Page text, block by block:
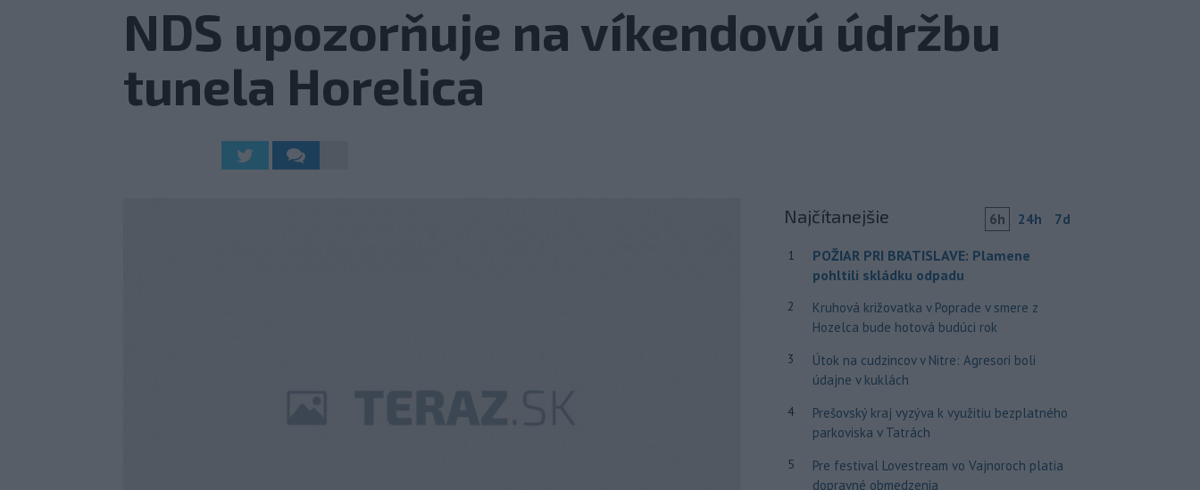
NDS upozorňuje na víkendovú údržbu
tunela Horelica
Najčítanejšie 6h 24h 7d
1
POŽIAR PRI BRATISLAVE: Plamene
pohltili skládku odpadu
2
Kruhová križovatka v Poprade v smere z
Hozelca bude hotová budúci rok
3
Útok na cudzincov v Nitre: Agresori boli
údajne v kuklách
4
Prešovský kraj vyzýva k využitiu bezplatného
parkoviska v Tatrách
5
Pre festival Lovestream vo Vajnoroch platia
dopravné obmedzenia